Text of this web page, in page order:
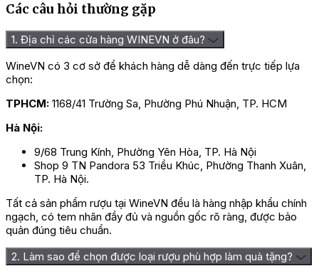
Các câu hỏi thường gặp
1. Địa chỉ các cửa hàng WINEVN ở đâu?
WineVN có 3 cơ sở để khách hàng dễ dàng đến trực tiếp lựa
chọn:
TPHCM: 1168/41 Trường Sa, Phường Phú Nhuận, TP. HCM
Hà Nội:
9/68 Trung Kính, Phường Yên Hòa, TP. Hà Nội
Shop 9 TN Pandora 53 Triều Khúc, Phường Thanh Xuân,
TP. Hà Nội.
Tất cả sản phẩm rượu tại WineVN đều là hàng nhập khẩu chính
ngạch, có tem nhãn đầy đủ và nguồn gốc rõ ràng, được bảo
quản đúng tiêu chuẩn.
2. Làm sao để chọn được loại rượu phù hợp làm quà tặng?